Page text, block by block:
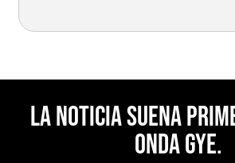
La noticia suena
Onda Gye.